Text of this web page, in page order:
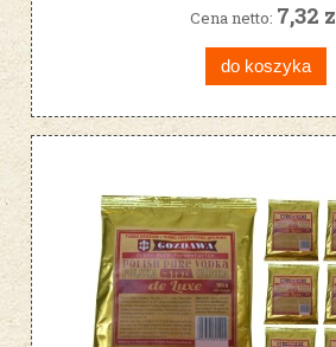
Cena netto: 7,32
do koszyka